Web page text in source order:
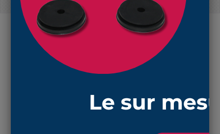
N'oubliez pas de commander les colliers de
serrage correspondant à ce soufflet !
EN SAVOIR PLUS